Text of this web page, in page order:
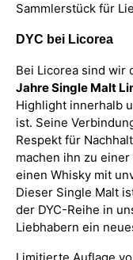
Sammlerstück für
DYC bei Licorea
Bei Licorea sind wir
Jahre Single Malt
Highlight innerhalb
ist. Seine
Respekt für
machen ihn zu
einen Whisky mit
Dieser Single Malt
der DYC-Reihe in
Liebhabern ein